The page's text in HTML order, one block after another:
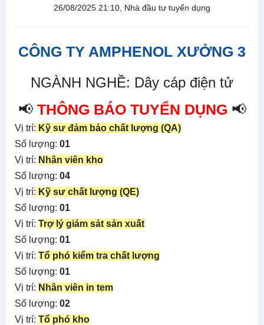
26/08/2025 21:10, Nhà đầu tư tuyển dụng
CÔNG TY AMPHENOL XƯỞNG 3
NGÀNH NGHỀ: Dây cáp điện tử
📢 THÔNG BÁO TUYỂN DỤNG 📢
Vị trí: Kỹ sư đảm bảo chất lượng (QA)
Số lượng: 01
Vị trí: Nhân viên kho
Số lượng: 04
Vị trí: Kỹ sư chất lượng (QE)
Số lượng: 01
Vị trí: Trợ lý giám sát sản xuất
Số lượng: 01
Vị trí: Tổ phó kiểm tra chất lượng
Số lượng: 01
Vị trí: Nhân viên in tem
Số lượng: 02
Vị trí: Tổ phó kho